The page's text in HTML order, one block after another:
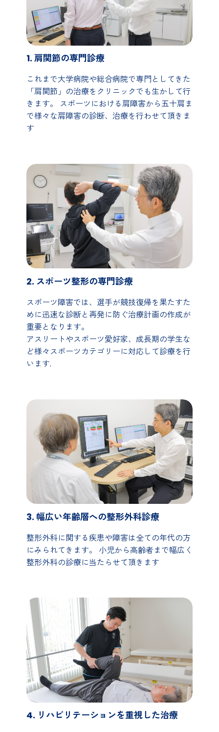
1. 肩関節の専門診療
これまで大学病院や総合病院で専門としてきた
「肩関節」の治療をクリニックでも生かして行
きます。 スポーツにおける肩障害から五十肩ま
で様々な肩障害の診断、治療を行わせて頂きま
す
2. スポーツ整形の専門診療
スポーツ障害では、選手が競技復帰を果たすた
めに迅速な診断と再発に防ぐ治療計画の作成が
重要となります。
アスリートやスポーツ愛好家、成長期の学生な
ど様々スポーツカテゴリーに対応して診療を行
います.
3. 幅広い年齢層への整形外科診療
整形外科に関する疾患や障害は全ての年代の方
にみられてきます。 小児から高齢者まで幅広く
整形外科の診療に当たらせて頂きます
4. リハビリテーションを重視した治療